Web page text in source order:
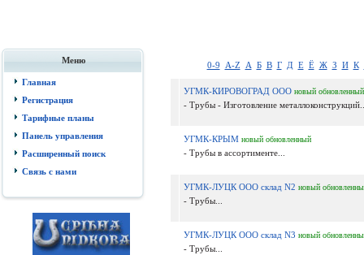
Меню
Главная
Регистрация
Тарифные планы
Панель управления
Расширенный поиск
Связь с нами
0-9 A-Z А Б В Г Д Е Ё Ж З И К
УГМК-КИРОВОГРАД ООО новый обновленный
- Трубы - Изготовление
УГМК-КРЫМ новый обновленный
- Трубы в ассортименте...
УГМК-ЛУЦК ООО склад N2 новый
- Трубы...
УГМК-ЛУЦК ООО склад N3 новый
- Трубы...